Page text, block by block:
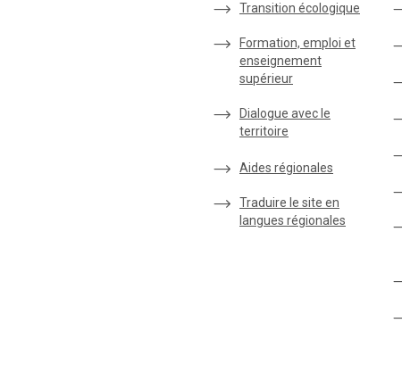
Transition écologique
Formation, emploi et
enseignement
supérieur
Dialogue avec le
territoire
Aides régionales
Traduire le site en
langues régionales